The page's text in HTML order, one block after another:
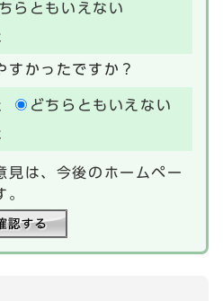
らともいえない
すかったですか？
どちらともいえない
見は、今後のホームペー
。